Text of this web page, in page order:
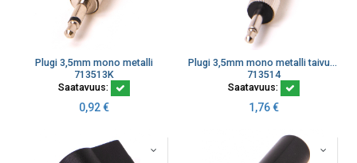
Plugi 3,5mm mono metalli
713513K
Saatavuus:
0,92€
Plugi 3,5mm mono metalli taivutussuoja MO-106ML Marushin
713514
Saatavuus:
1,76€